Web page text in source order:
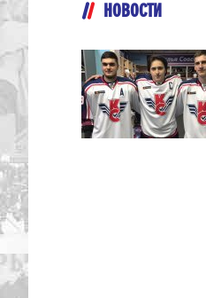
НОВОСТИ